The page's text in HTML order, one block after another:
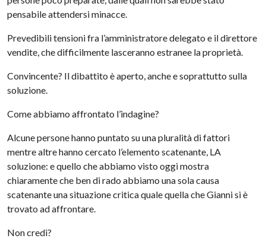
pensabile attendersi minacce.
Prevedibili tensioni fra l’amministratore delegato e il direttore
vendite, che difficilmente lasceranno estranee la proprietà.
Convincente? Il dibattito è aperto, anche e soprattutto sulla
soluzione.
Come abbiamo affrontato l’indagine?
Alcune persone hanno puntato su una pluralità di fattori
mentre altre hanno cercato l’elemento scatenante, LA
soluzione: e quello che abbiamo visto oggi mostra
chiaramente che ben di rado abbiamo una sola causa
scatenante una situazione critica quale quella che Gianni si è
trovato ad affrontare.
Non credi?